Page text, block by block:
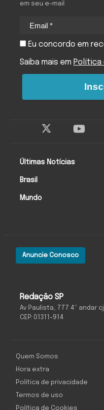
Redação SP
Av Paulista, 777 4º andar
CEP: 01311-914
Anuncie Conosco
Últimas Notícias
Brasil
Mundo
em seu e-mail
Eu concordo em
Saiba mais em Política
Quem Somos
Hora extra
Política de privacidade
Termos de uso
Política de Cookies